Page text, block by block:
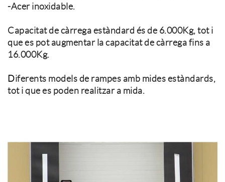
-Acer inoxidable.
Capacitat de càrrega estàndard és de 6.000Kg, tot i
que es pot augmentar la capacitat de càrrega fins a
16.000Kg.
Diferents models de rampes amb mides estàndards,
tot i que es poden realitzar a mida.